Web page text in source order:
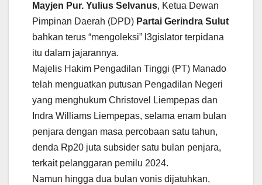
Mayjen Pur. Yulius Selvanus, Ketua Dewan
Pimpinan Daerah (DPD) Partai Gerindra Sulut
bahkan terus “mengoleksi” l3gislator terpidana
itu dalam jajarannya.
Majelis Hakim Pengadilan Tinggi (PT) Manado
telah menguatkan putusan Pengadilan Negeri
yang menghukum Christovel Liempepas dan
Indra Williams Liempepas, selama enam bulan
penjara dengan masa percobaan satu tahun,
denda Rp20 juta subsider satu bulan penjara,
terkait pelanggaran pemilu 2024.
Namun hingga dua bulan vonis dijatuhkan,